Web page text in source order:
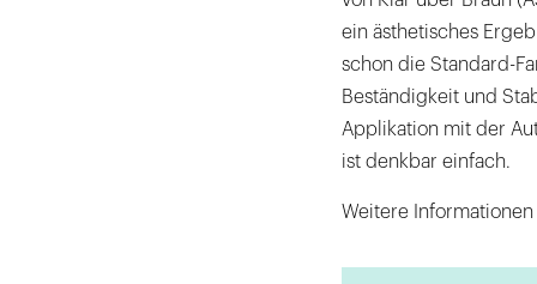
ein ästhetisches
schon die Standard-
Beständigkeit und
Applikation mit der
ist denkbar einfach.
Weitere